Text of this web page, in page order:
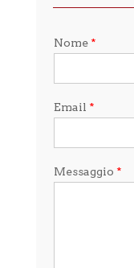
Nome *
Email *
Messaggio *